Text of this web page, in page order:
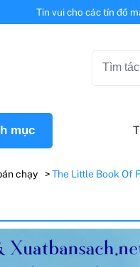
Tin vui cho các tín đồ
mục
chạy The Little Book Of